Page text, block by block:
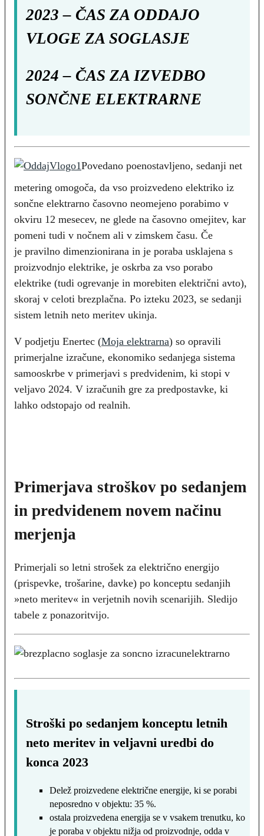
2023 – ČAS ZA ODDAJO
VLOGE ZA SOGLASJE
2024 – ČAS ZA IZVEDBO
SONČNE ELEKTRARNE
Povedano poenostavljeno, sedanji net
metering omogoča, da vso proizvedeno elektriko iz
sončne elektrarno časovno neomejeno porabimo v
okviru 12 mesecev, ne glede na časovno omejitev, kar
pomeni tudi v nočnem ali v zimskem času. Če
je pravilno dimenzionirana in je poraba usklajena s
proizvodnjo elektrike, je oskrba za vso porabo
elektrike (tudi ogrevanje in morebiten električni avto),
skoraj v celoti brezplačna. Po izteku 2023, se sedanji
sistem letnih neto meritev ukinja.
V podjetju Enertec (Moja elektrarna) so opravili
primerjalne izračune, ekonomiko sedanjega sistema
samooskrbe v primerjavi s predvidenim, ki stopi v
veljavo 2024. V izračunih gre za predpostavke, ki
lahko odstopajo od realnih.
Primerjava stroškov po sedanjem
in predvidenem novem načinu
merjenja
Primerjali so letni strošek za električno energijo
(prispevke, trošarine, davke) po konceptu sedanjih
»neto meritev« in verjetnih novih scenarijih. Sledijo
tabele z ponazoritvijo.
Stroški po sedanjem konceptu letnih
neto meritev in veljavni uredbi do
konca 2023
Delež proizvedene električne energije, ki se porabi
neposredno v objektu: 35 %.
ostala proizvedena energija se v vsakem trenutku, ko
je poraba v objektu nižja od proizvodnje, odda v